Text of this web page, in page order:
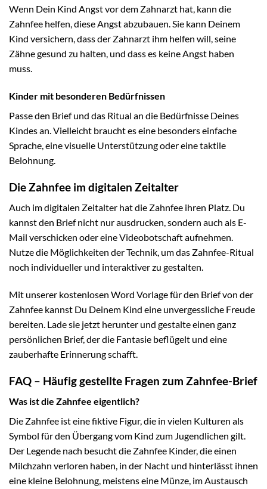
Wenn Dein Kind Angst vor dem Zahnarzt hat, kann die
Zahnfee helfen, diese Angst abzubauen. Sie kann Deinem
Kind versichern, dass der Zahnarzt ihm helfen will, seine
Zähne gesund zu halten, und dass es keine Angst haben
muss.
Kinder mit besonderen Bedürfnissen
Passe den Brief und das Ritual an die Bedürfnisse Deines
Kindes an. Vielleicht braucht es eine besonders einfache
Sprache, eine visuelle Unterstützung oder eine taktile
Belohnung.
Die Zahnfee im digitalen Zeitalter
Auch im digitalen Zeitalter hat die Zahnfee ihren Platz. Du
kannst den Brief nicht nur ausdrucken, sondern auch als E-
Mail verschicken oder eine Videobotschaft aufnehmen.
Nutze die Möglichkeiten der Technik, um das Zahnfee-Ritual
noch individueller und interaktiver zu gestalten.
Mit unserer kostenlosen Word Vorlage für den Brief von der
Zahnfee kannst Du Deinem Kind eine unvergessliche Freude
bereiten. Lade sie jetzt herunter und gestalte einen ganz
persönlichen Brief, der die Fantasie beflügelt und eine
zauberhafte Erinnerung schafft.
FAQ – Häufig gestellte Fragen zum Zahnfee-Brief
Was ist die Zahnfee eigentlich?
Die Zahnfee ist eine fiktive Figur, die in vielen Kulturen als
Symbol für den Übergang vom Kind zum Jugendlichen gilt.
Der Legende nach besucht die Zahnfee Kinder, die einen
Milchzahn verloren haben, in der Nacht und hinterlässt ihnen
eine kleine Belohnung, meistens eine Münze, im Austausch